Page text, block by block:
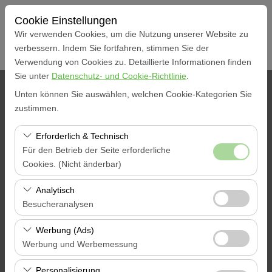
Cookie Einstellungen
Wir verwenden Cookies, um die Nutzung unserer Website zu
verbessern. Indem Sie fortfahren, stimmen Sie der
Verwendung von Cookies zu. Detaillierte Informationen finden
Sie unter Datenschutz- und Cookie-Richtlinie
Unten können Sie auswählen, welchen Cookie-Kategorien Sie
zustimmen.
Erforderlich & Technisch
Für den Betrieb der Seite erforderliche
Cookies. (Nicht änderbar)
Diese Cookies sind für das ordnungsgemäße
Funktionieren der Website, die Sicherheit, die
Sitzungsverwaltung und grundlegende Funktionen
erforderlich. Sie können nicht deaktiviert werden.
Analytisch
Besucheranalysen
Diese Cookies ermöglichen es uns, zu analysieren, wie
unsere Website genutzt wird (Besucherzahl,
meistbesuchte Seiten, Nutzerverhalten). Diese Daten
werden verwendet, um die Leistung der Website zu
Werbung (Ads)
Werbung und Werbemessung
Diese Cookies ermöglichen es uns, Ihnen auf Ihre
Abholstation
Eine andere Rückgabestation auswählen
Abholdatum & Zeit
Rückgabedatum & Zeit
09:00